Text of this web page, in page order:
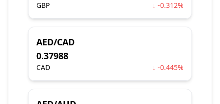
GBP ↓ -0.312%
AED/CAD
0.37988
CAD ↓ -0.445%